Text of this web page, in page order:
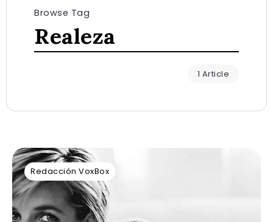
Browse Tag
Realeza
1 Article
Redacción VoxBox